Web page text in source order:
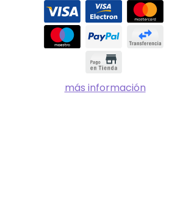
más información